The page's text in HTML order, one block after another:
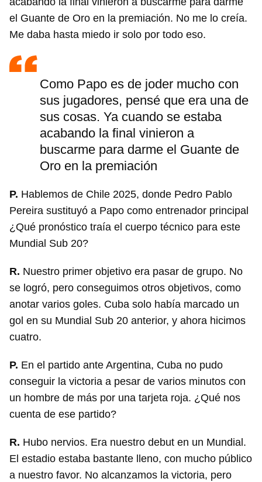
Guardar como favorito
Para poder guardar como favorito, primero has de
iniciar sesión con tu cuenta de 14ymedio.
INICIAR SESIÓN
el Guante de Oro en la premiación. No me lo creía.
Me daba hasta miedo ir solo por todo eso.
Como Papo es de joder mucho con
sus jugadores, pensé que era una de
sus cosas. Ya cuando se estaba
acabando la final vinieron a
buscarme para darme el Guante de
Oro en la premiación
P. Hablemos de Chile 2025, donde Pedro Pablo
Pereira sustituyó a Papo como entrenador principal
¿Qué pronóstico traía el cuerpo técnico para este
Mundial Sub 20?
R. Nuestro primer objetivo era pasar de grupo. No
se logró, pero conseguimos otros objetivos, como
anotar varios goles. Cuba solo había marcado un
gol en su Mundial Sub 20 anterior, y ahora hicimos
cuatro.
P. En el partido ante Argentina, Cuba no pudo
conseguir la victoria a pesar de varios minutos con
un hombre de más por una tarjeta roja. ¿Qué nos
cuenta de ese partido?
R. Hubo nervios. Era nuestro debut en un Mundial.
El estadio estaba bastante lleno, con mucho público
a nuestro favor. No alcanzamos la victoria, pero